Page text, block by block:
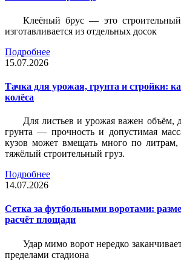
Клеёный брус — это
изготавливается из отдельных досок
Подробнее
15.07.2026
Тачка для урожая, грунта и стройки:
колёса
Для листьев и урожая важен объём,
грунта — прочность и допустимая
кузов может вмещать много по литрам,
тяжёлый строительный груз.
Подробнее
14.07.2026
Сетка за футбольными воротами:
расчёт площади
Удар мимо ворот нередко
пределами стадиона